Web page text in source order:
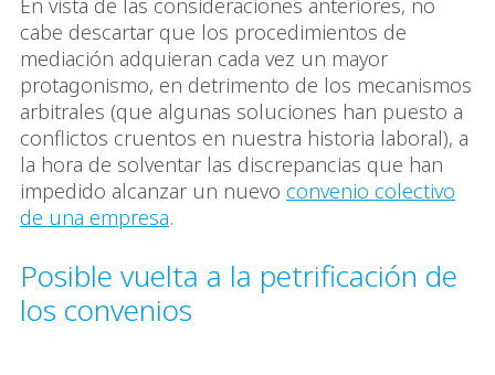
En vista de las consideraciones anteriores, no
cabe descartar que los procedimientos de
mediación adquieran cada vez un mayor
protagonismo, en detrimento de los mecanismos
arbitrales (que algunas soluciones han puesto a
conflictos cruentos en nuestra historia laboral), a
la hora de solventar las discrepancias que han
impedido alcanzar un nuevo convenio colectivo
de una empresa.
Posible vuelta a la petrificación de
los convenios